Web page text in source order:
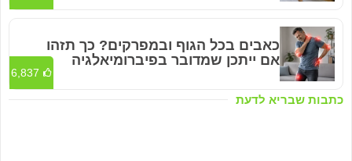
כתבות שבריא לדעת
כאבים בכל הגוף ובמפרקים? כך תזהו
אם ייתכן שמדובר בפיברומיאלגיה
6,837